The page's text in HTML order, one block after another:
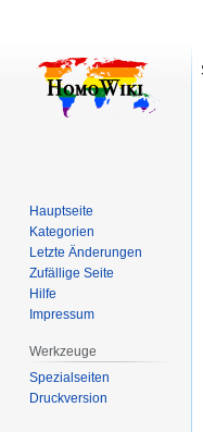
Hauptseite
Kategorien
Letzte Änderungen
Zufällige Seite
Hilfe
Impressum
Werkzeuge
Spezialseiten
Druckversion